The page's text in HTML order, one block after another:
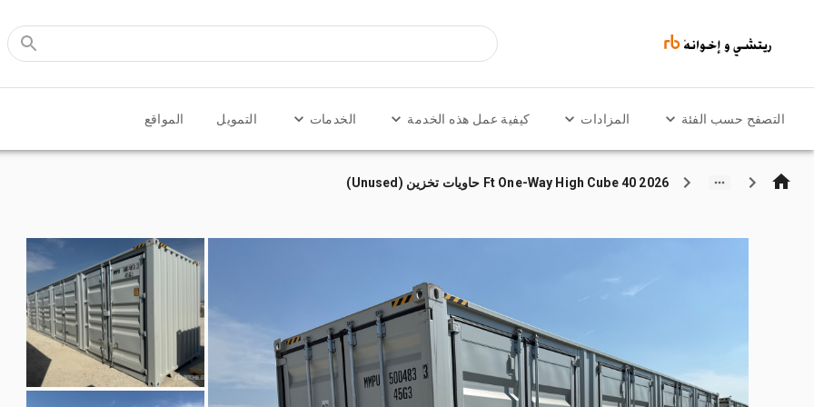
التصفح حسب الفئة المزادات كيفية عمل هذه الخدمة الخدمات التمويل المواقع
2026 40 Ft One-Way High Cube حاويات تخزين (Unused)